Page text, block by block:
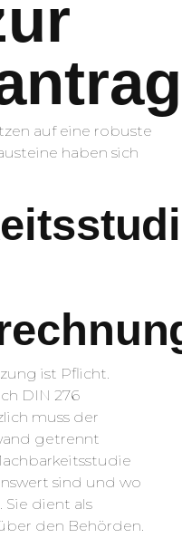
auf eine robuste
haben sich
ist Pflicht.
DIN 276
muss der
getrennt
sind und wo
Sie dient als
den Behörden.